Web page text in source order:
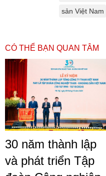
sản Việt Nam
CÓ THỂ BẠN QUAN TÂM
30 năm thành lập
và phát triển Tập